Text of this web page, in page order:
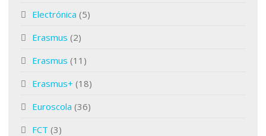
Electrónica (5)
Erasmus (2)
Erasmus (11)
Erasmus+ (18)
Euroscola (36)
FCT (3)